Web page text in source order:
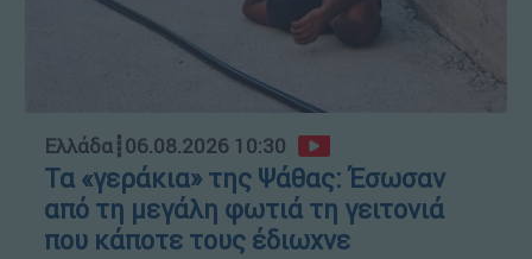
Ελλάδα┋06.08.2026 10:30
Τα «γεράκια» της Ψάθας: Έσωσαν
από τη μεγάλη φωτιά τη γειτονιά
που κάποτε τους έδιωχνε